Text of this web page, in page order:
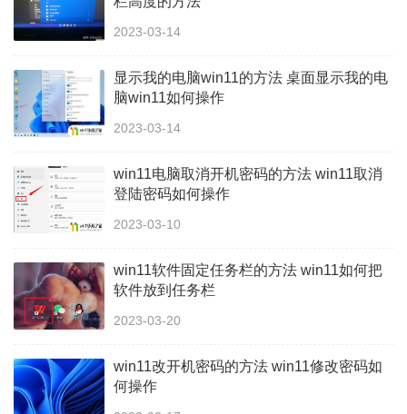
2023-03-14
显示我的电脑win11的方法 桌面显示我的电
脑win11如何操作
2023-03-14
win11电脑取消开机密码的方法 win11取消
登陆密码如何操作
2023-03-10
win11软件固定任务栏的方法 win11如何把
软件放到任务栏
2023-03-20
win11改开机密码的方法 win11修改密码如
何操作